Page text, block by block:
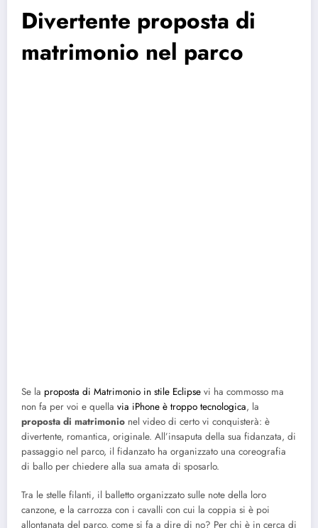
Divertente proposta di
matrimonio nel parco
Se la proposta di Matrimonio in stile Eclipse vi ha commosso ma
non fa per voi e quella via iPhone è troppo tecnologica, la
proposta di matrimonio nel video di certo vi conquisterà: è
divertente, romantica, originale. All’insaputa della sua fidanzata, di
passaggio nel parco, il fidanzato ha organizzato una coreografia
di ballo per chiedere alla sua amata di sposarlo.
Tra le stelle filanti, il balletto organizzato sulle note della loro
canzone, e la carrozza con i cavalli con cui la coppia si è poi
allontanata del parco, come si fa a dire di no? Per chi è in cerca di